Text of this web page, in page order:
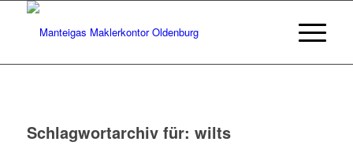
Schlagwortarchiv für: wilts